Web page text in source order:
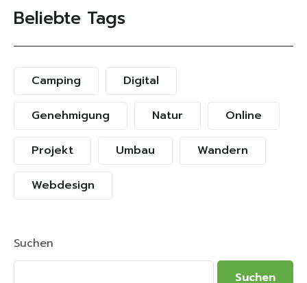
Beliebte Tags
Camping Digital
Genehmigung Natur Online
Projekt Umbau Wandern
Webdesign
Suchen
Suchen